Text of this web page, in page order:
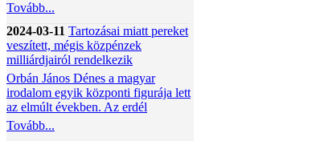
Tovább...
2024-03-11 Tartozásai miatt pereket
veszített, mégis közpénzek
milliárdjairól rendelkezik
Orbán János Dénes a magyar
irodalom egyik központi figurája lett
az elmúlt években. Az erdél
Tovább...